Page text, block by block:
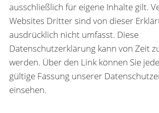
ausschließlich für eigene Inhalte gilt.
Websites Dritter sind von dieser
ausdrücklich nicht umfasst. Diese
Datenschutzerklärung kann von Zeit
werden. Über den Link können Sie
gültige Fassung unserer
einsehen.